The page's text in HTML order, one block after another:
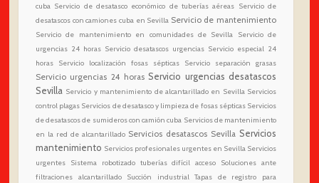
cuba Servicio de desatasco económico de tuberías aéreas Servicio de
desatascos con camiones cuba en Sevilla Servicio de mantenimiento
Servicio de mantenimiento en comunidades de Sevilla
Servicio de
urgencias 24 horas Servicio desatascos urgencias Servicio especial 24
horas
Servicio localización fosas sépticas Servicio separación grasas
Servicio urgencias 24 horas Servicio urgencias desatascos
Sevilla Servicio y mantenimiento de alcantarillado en Sevilla Servicios
control plagas Servicios de desatasco y limpieza de fosas sépticas Servicios
de desatascos de sumideros con camión cuba Servicios de mantenimiento
en la red de alcantarillado Servicios desatascos Sevilla Servicios
mantenimiento Servicios profesionales urgentes en Sevilla Servicios
urgentes
Sistema robotizado tuberías difícil acceso
Soluciones ante
filtraciones alcantarillado
Succión industrial Tapas de registro para